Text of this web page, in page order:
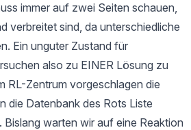
immer auf zwei Seiten schauen,
verbreitet sind, da unterschiedliche
Ein unguter Zustand für
also zu EINER Lösung zu
RL-Zentrum vorgeschlagen die
die Datenbank des Rots Liste
Bislang warten wir auf eine Reaktion